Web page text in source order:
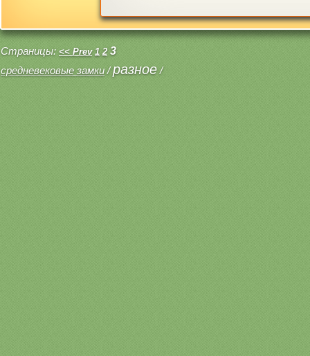
Страницы: << Prev 1 2 3
средневековые замки/разное /